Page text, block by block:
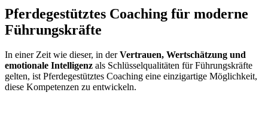
Pferdegestütztes Coaching für moderne
Führungskräfte
In einer Zeit wie dieser, in derVertrauen, Wertschätzung und
emotionale Intelligenz als Schlüsselqualitäten für Führungskräfte
gelten, ist Pferdegestütztes Coaching eine einzigartige Möglichkeit,
diese Kompetenzen zu entwickeln.